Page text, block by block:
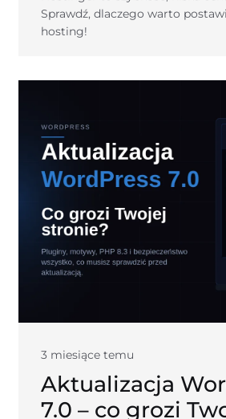
Sprawdź, dlaczego warto
hosting!
3 miesiące temu
Aktualizacja
7.0 – co grozi